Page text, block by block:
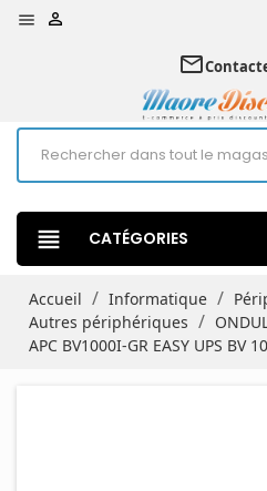
 
mail_outline
view_headline CATÉGORIES
Accueil Informatique
Autres périphériques
APC BV1000I-GR EASY UPS BV